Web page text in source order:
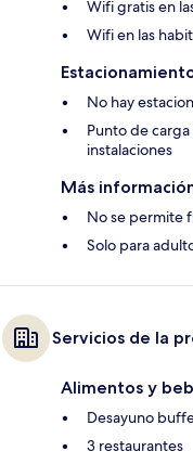
Wifi gratis en
Wifi en las
No hay
Punto de
instalaciones
Más
No se permite
Solo para
Servicios de la
Alimentos y
Desayuno
3 restaurantes